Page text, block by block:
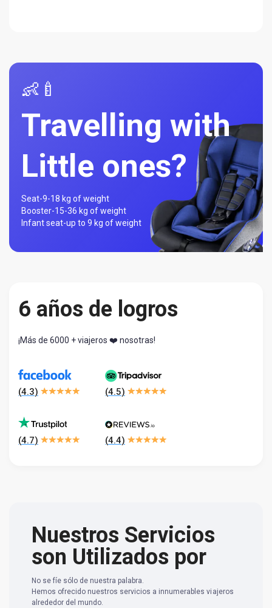
👶🍼
Travelling with
Little ones?
Seat-9-18 kg of weight
Booster-15-36 kg of weight
Infant seat-up to 9 kg of weight
6 años de logros
¡Más de 6000 + viajeros ❤️ nosotras!
(4.3) (4.5)
(4.7) (4.4)
Nuestros Servicios
son Utilizados por
No se fíe sólo de nuestra palabra.
Hemos ofrecido nuestros servicios a innumerables viajeros
alrededor del mundo.